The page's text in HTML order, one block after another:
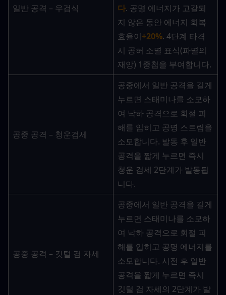
일반 공격 – 우검식
다. 공명 에너지가 고갈되
지 않은 동안 에너지 회복
효율이+20%. 4단계 타격
시 공허 소멸 표식(파멸의
재앙) 1중첩을 부여합니다.
공중 공격 – 청운검세
공중에서 일반 공격을 길게
누르면 스태미나를 소모하
여 낙하 공격으로 회절 피
해를 입히고 공명 스트림을
소모합니다. 발동 후 일반
공격을 짧게 누르면 즉시
청운 검세 2단계가 발동됩
니다.
공중 공격 – 깃털 검 자세
공중에서 일반 공격을 길게
누르면 스태미나를 소모하
여 낙하 공격으로 회절 피
해를 입히고 공명 에너지를
소모합니다. 시전 후 일반
공격을 짧게 누르면 즉시
깃털 검 자세의 2단계가 발